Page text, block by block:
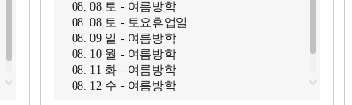
08. 08 토 - 여름방학
08. 08 토 - 토요휴업일
08. 09 일 - 여름방학
08. 10 월 - 여름방학
08. 11 화 - 여름방학
08. 12 수 - 여름방학